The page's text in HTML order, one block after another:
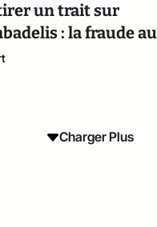
un trait sur
: la fraude
Charger Plus